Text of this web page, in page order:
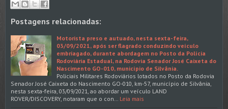
Postagens relacionadas:
Motorista preso e autuado, nesta sexta-feira,
03/09/2021, após ser flagrado conduzindo veículo
embriagado, durante abordagem no Posto da Polícia
Rodoviária Estadual, na Rodovia Senador José Caixeta do
Nascimento GO-010, município de Silvânia.
Policiais Militares Rodoviários lotados no Posto da Rodovia
Senador José Caixeta do Nascimento GO-010, km-57, município de Silvânia,
nesta sexta-feira, 03/09/2021, ao abordar um veículo LAND
ROVER/DISCOVERY, notaram que o con… Leia mais